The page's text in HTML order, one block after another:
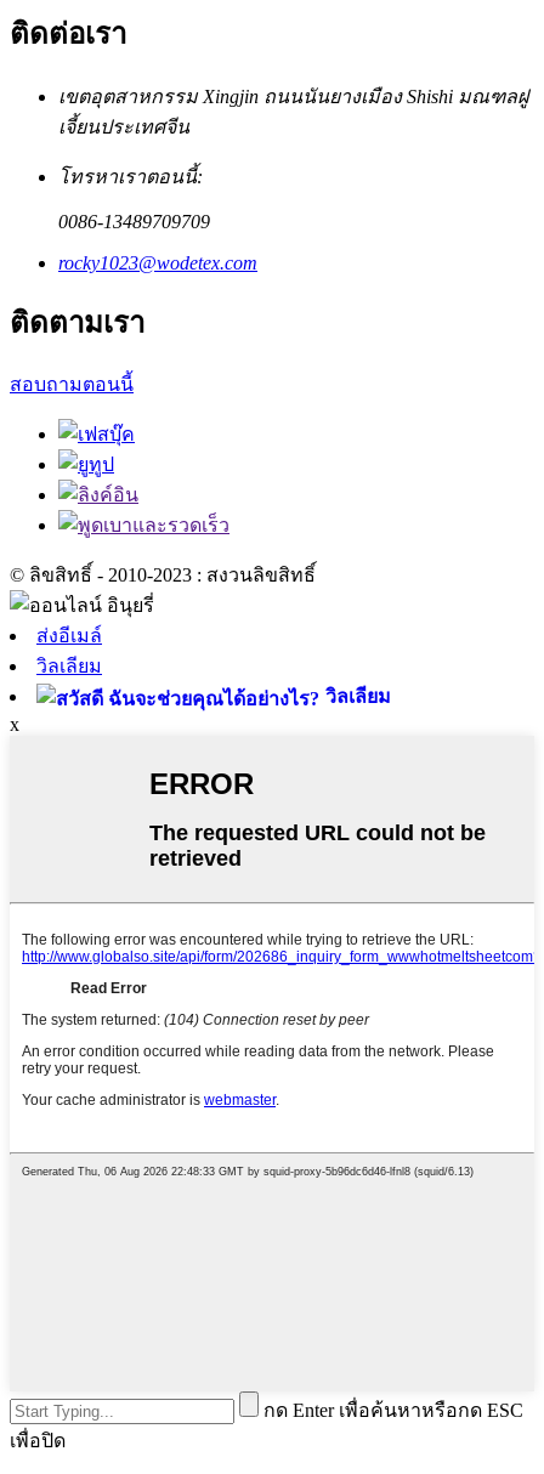
ติดต่อเรา
เขตอุตสาหกรรม Xingjin ถนนนันยางเมือง Shishi มณฑลฝู
เจี้ยนประเทศจีน
โทรหาเราตอนนี้:
0086-13489709709
rocky1023@wodetex.com
ติดตามเรา
สอบถามตอนนี้
© ลิขสิทธิ์ - 2010-2023 : สงวนลิขสิทธิ์
ส่งอีเมล์
วิลเลียม
วิลเลียม
x
กด Enter เพื่อค้นหาหรือกด ESC
เพื่อปิด